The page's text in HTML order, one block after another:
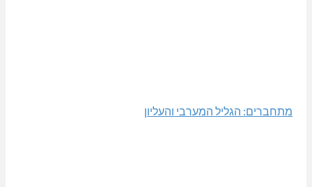
מתחברים: הגליל המערבי והעליון